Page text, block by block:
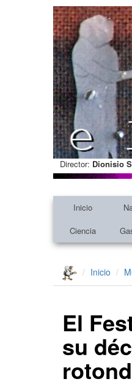
Director: Dionisio
Inicio
Ciencia
Inicio
El
su